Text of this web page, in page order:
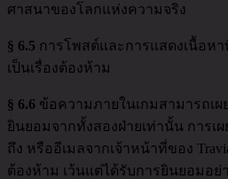
ศาสนาของโลกแห่งความจริง
§ 6.5 การโพสต์และการแสดงเนื้อห
เป็นเรื่องต้องห้าม
§ 6.6 ข้อความภายในเกมสามารถเ
ยินยอมจากทั้งสองฝ่ายเท่านั้น การเ
ถึง หรืออีเมลจากเจ้าหน้าที่ของ
ต้องห้าม เว้นแต่ได้รับการยินยอมอย่